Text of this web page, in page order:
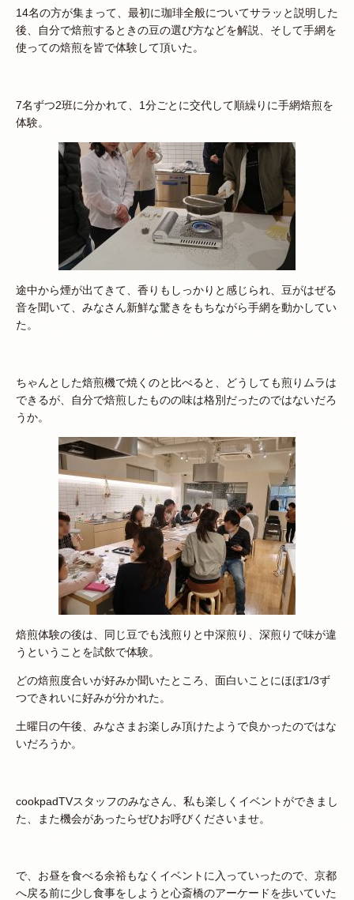
14名の方が集まって、最初に珈琲全般についてサラッと説明した
後、自分で焙煎するときの豆の選び方などを解説、そして手網を
使っての焙煎を皆で体験して頂いた。
7名ずつ2班に分かれて、1分ごとに交代して順繰りに手網焙煎を
体験。
途中から煙が出てきて、香りもしっかりと感じられ、豆がはぜる
音を聞いて、みなさん新鮮な驚きをもちながら手網を動かしてい
た。
ちゃんとした焙煎機で焼くのと比べると、どうしても煎りムラは
できるが、自分で焙煎したものの味は格別だったのではないだろ
うか。
焙煎体験の後は、同じ豆でも浅煎りと中深煎り、深煎りで味が違
うということを試飲で体験。
どの焙煎度合いが好みか聞いたところ、面白いことにほぼ1/3ず
つできれいに好みが分かれた。
土曜日の午後、みなさまお楽しみ頂けたようで良かったのではな
いだろうか。
cookpadTVスタッフのみなさん、私も楽しくイベントができまし
た、また機会があったらぜひお呼びくださいませ。
で、お昼を食べる余裕もなくイベントに入っていったので、京都
へ戻る前に少し食事をしようと心斎橋のアーケードを歩いていた